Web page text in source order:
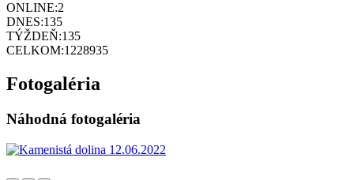
ONLINE:2
DNES:135
TÝŽDEŇ:135
CELKOM:1228935
Fotogaléria
Náhodná fotogaléria